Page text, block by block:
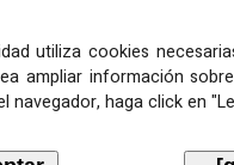
utiliza cookies
ampliar información
navegador, haga click en
concurso e anuncio
ao segundo exercicio